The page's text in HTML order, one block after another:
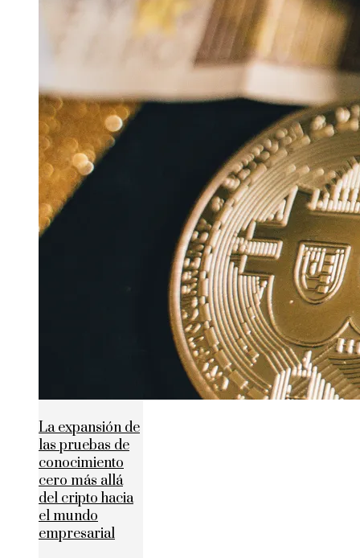
La expansión de
las pruebas de
conocimiento
cero más allá
del cripto hacia
el mundo
empresarial